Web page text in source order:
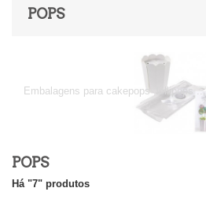
POPS
Embalagens para cakepops ,lollipops ...
POPS
Há "7" produtos